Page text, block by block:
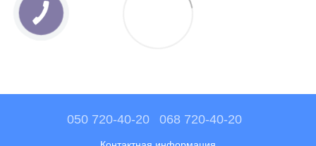
050 720-40-20 068 720-40-20